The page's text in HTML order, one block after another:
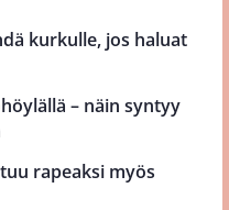
kurkulle, jos haluat
– näin syntyy
rapeaksi myös